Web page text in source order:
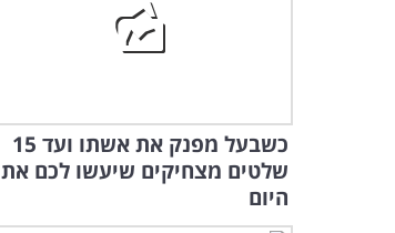
כשבעל מפנק את אשתו ועד 15
שלטים מצחיקים שיעשו לכם את
היום